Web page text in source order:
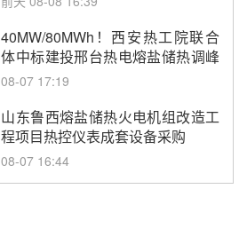
40MW/80MWh！西安热工院联合
体中标建投邢台热电熔盐储热调峰
调频改造EPC项目
08-07 17:19
山东鲁西熔盐储热火电机组改造工
程项目热控仪表成套设备采购
08-07 16:44